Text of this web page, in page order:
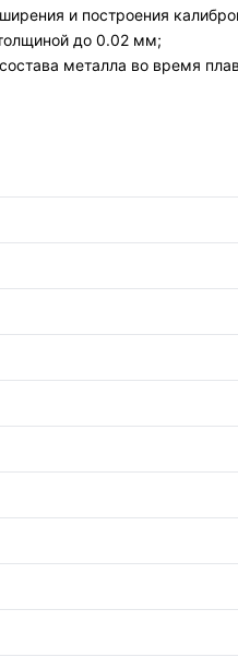
и построения
до 0.02 мм;
металла во время